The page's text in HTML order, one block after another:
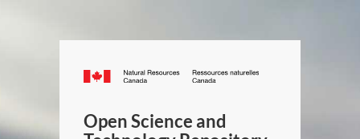
Canada.ca
/
Open Science and